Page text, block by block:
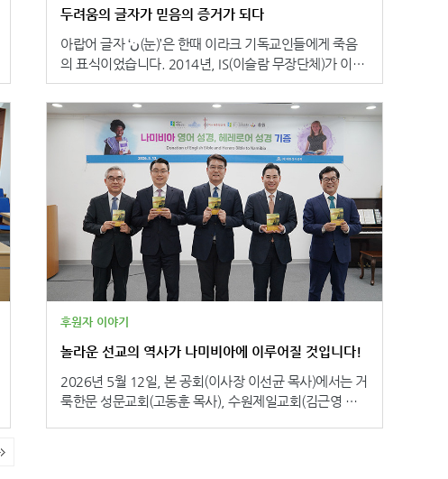
두려움의 글자가 믿음의 증거가 되다
아랍어 글자 ‘ن(눈)’은 한때 이라크 기독교인들에게 죽음
의 표식이었습니다. 2014년, IS(이슬람 무장단체)가 이라
크 북부의 유서 깊은 도시 모술(Mosul)을 점령했을 때, 이
글자는 기독교인을 뜻하는 ‘나스라니(Nasrani)’의 첫 글자
로 집 대문에 새겨졌습니다. 모술은 2천 년 이상 기독교 공
동체가 뿌리내려 온 땅이었습니다. 하지만 ‘ن’이 표시된 집
의 재산은 몰수당했고, 가족은 쫓겨났습니다. 많은 기독교
인들이 모든 것을 잃은 채 요르단으로 피신했습니다. 그로
부터 십여 년이 흐른 지금, 요르단의 한 작업실에서 이라
크 난민 여성들이 바늘을 들고 앉아 있습니다. 공식적인
취업이 허용되지 않는 난민의 처지에서, 손으로 만든 자수
와 의류는 그들이 스스로를 부양할 수 있는 몇 안 되는 수
단 중 하나입니다. 그들의 손끝에서 한 땀 한 땀 만들어지
는 것은 바로 그 ‘ن’ 자수 책갈피입니다. 두려움의 상징이
었던 글자가 이제 믿음의 증언으로 다시 태어나고 있습니
따르는 것은 여전히 그 모든 것보다 가치 있습니다.”- 이라
크 출신 기독교 난민 여성, 요르단 거주 오늘도 요르단에
는 사이렌이 울립니다. 인근 지역의 분쟁 여파로 미사일과
후원자 이야기
놀라운 선교의 역사가 나미비아에 이루어질 것입니다!
2026년 5월 12일, 본 공회(이사장 이선균 목사)에서는 거
룩한문 성문교회(고동훈 목사), 수원제일교회(김근영 목